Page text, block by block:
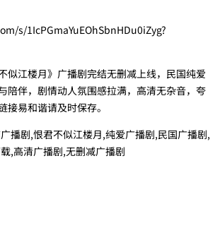
s/1IcPGmaYuEOhSbnHDu0iZyg?
似江楼月》广播剧完结无删减上线，民国纯爱
陪伴，剧情动人氛围感拉满，高清无杂音，夸
接易和谐请及时保存。
广播剧,恨君不似江楼月,纯爱广播剧,民国广播剧,
,高清广播剧,无删减广播剧